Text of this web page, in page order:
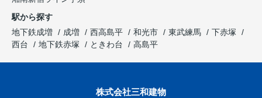
駅から探す
地下鉄成増
成増 西高島平 和光市 東武練馬
下赤塚
西台
地下鉄赤塚 ときわ台 高島平
株式会社三和建物